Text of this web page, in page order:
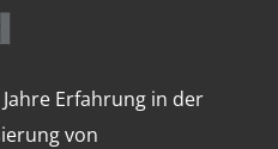
Erfahrung in der
von